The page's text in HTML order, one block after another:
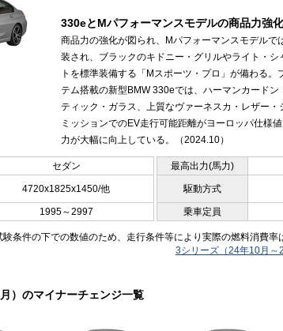
330eとMパフォーマンスモデルの商品力強化
商品力の強化が図られ、Mパフォーマンスモデルで
装され、ブラックのキドニー・グリルやライト・
トを標準装備する「Mスポーツ・プロ」が備わる
テム搭載の新型BMW 330eでは、ハーマンカード
ティック・ガラス、上質なヴァーネスカ・レザー
ミッションでのEV走行可能距離がヨーロッパ仕様
力が大幅に向上している。（2024.10）
セダン 最高出力(馬力)
4720x1825x1450/他 駆動方式
1995～2997 乗車定員
条件の下での数値のため、走行条件等により実際の燃料消費率
3シリーズ（24年10月～
）のマイナーチェンジ一覧